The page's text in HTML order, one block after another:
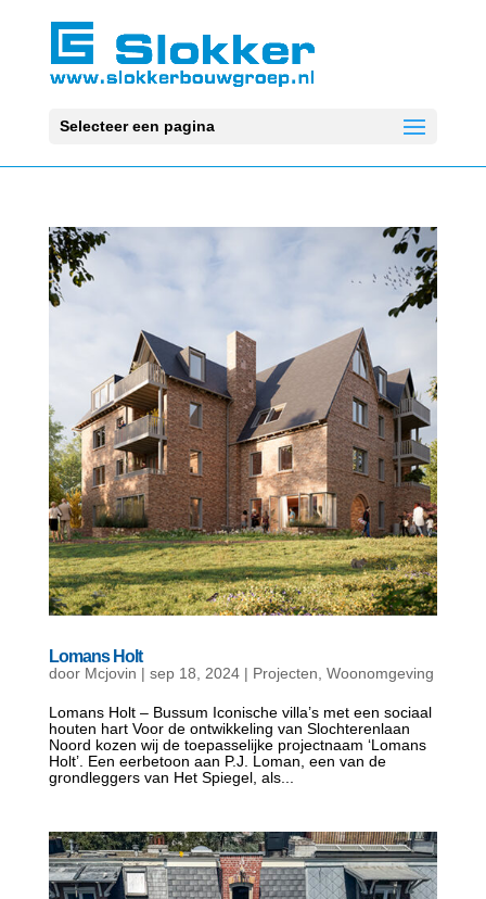
Selecteer een pagina
Lomans Holt
door Mcjovin | sep 18, 2024| Projecten, Woonomgeving
Lomans Holt – Bussum Iconische villa’s met een sociaal
houten hart Voor de ontwikkeling van Slochterenlaan
Noord kozen wij de toepasselijke projectnaam ‘Lomans
Holt’. Een eerbetoon aan P.J. Loman, een van de
grondleggers van Het Spiegel, als...